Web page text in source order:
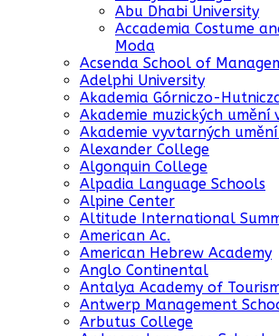
Abu Dhabi University
Accademia Costume
Moda
Acsenda School of
Adelphi University
Akademia Górniczo-
Akademie muzických umění
Akademie vyvtarných
Alexander College
Algonquin College
Alpadia Language Schools
Alpine Center
Altitude International
American Ac.
American Hebrew Academy
Anglo Continental
Antalya Academy of
Antwerp Management
Arbutus College